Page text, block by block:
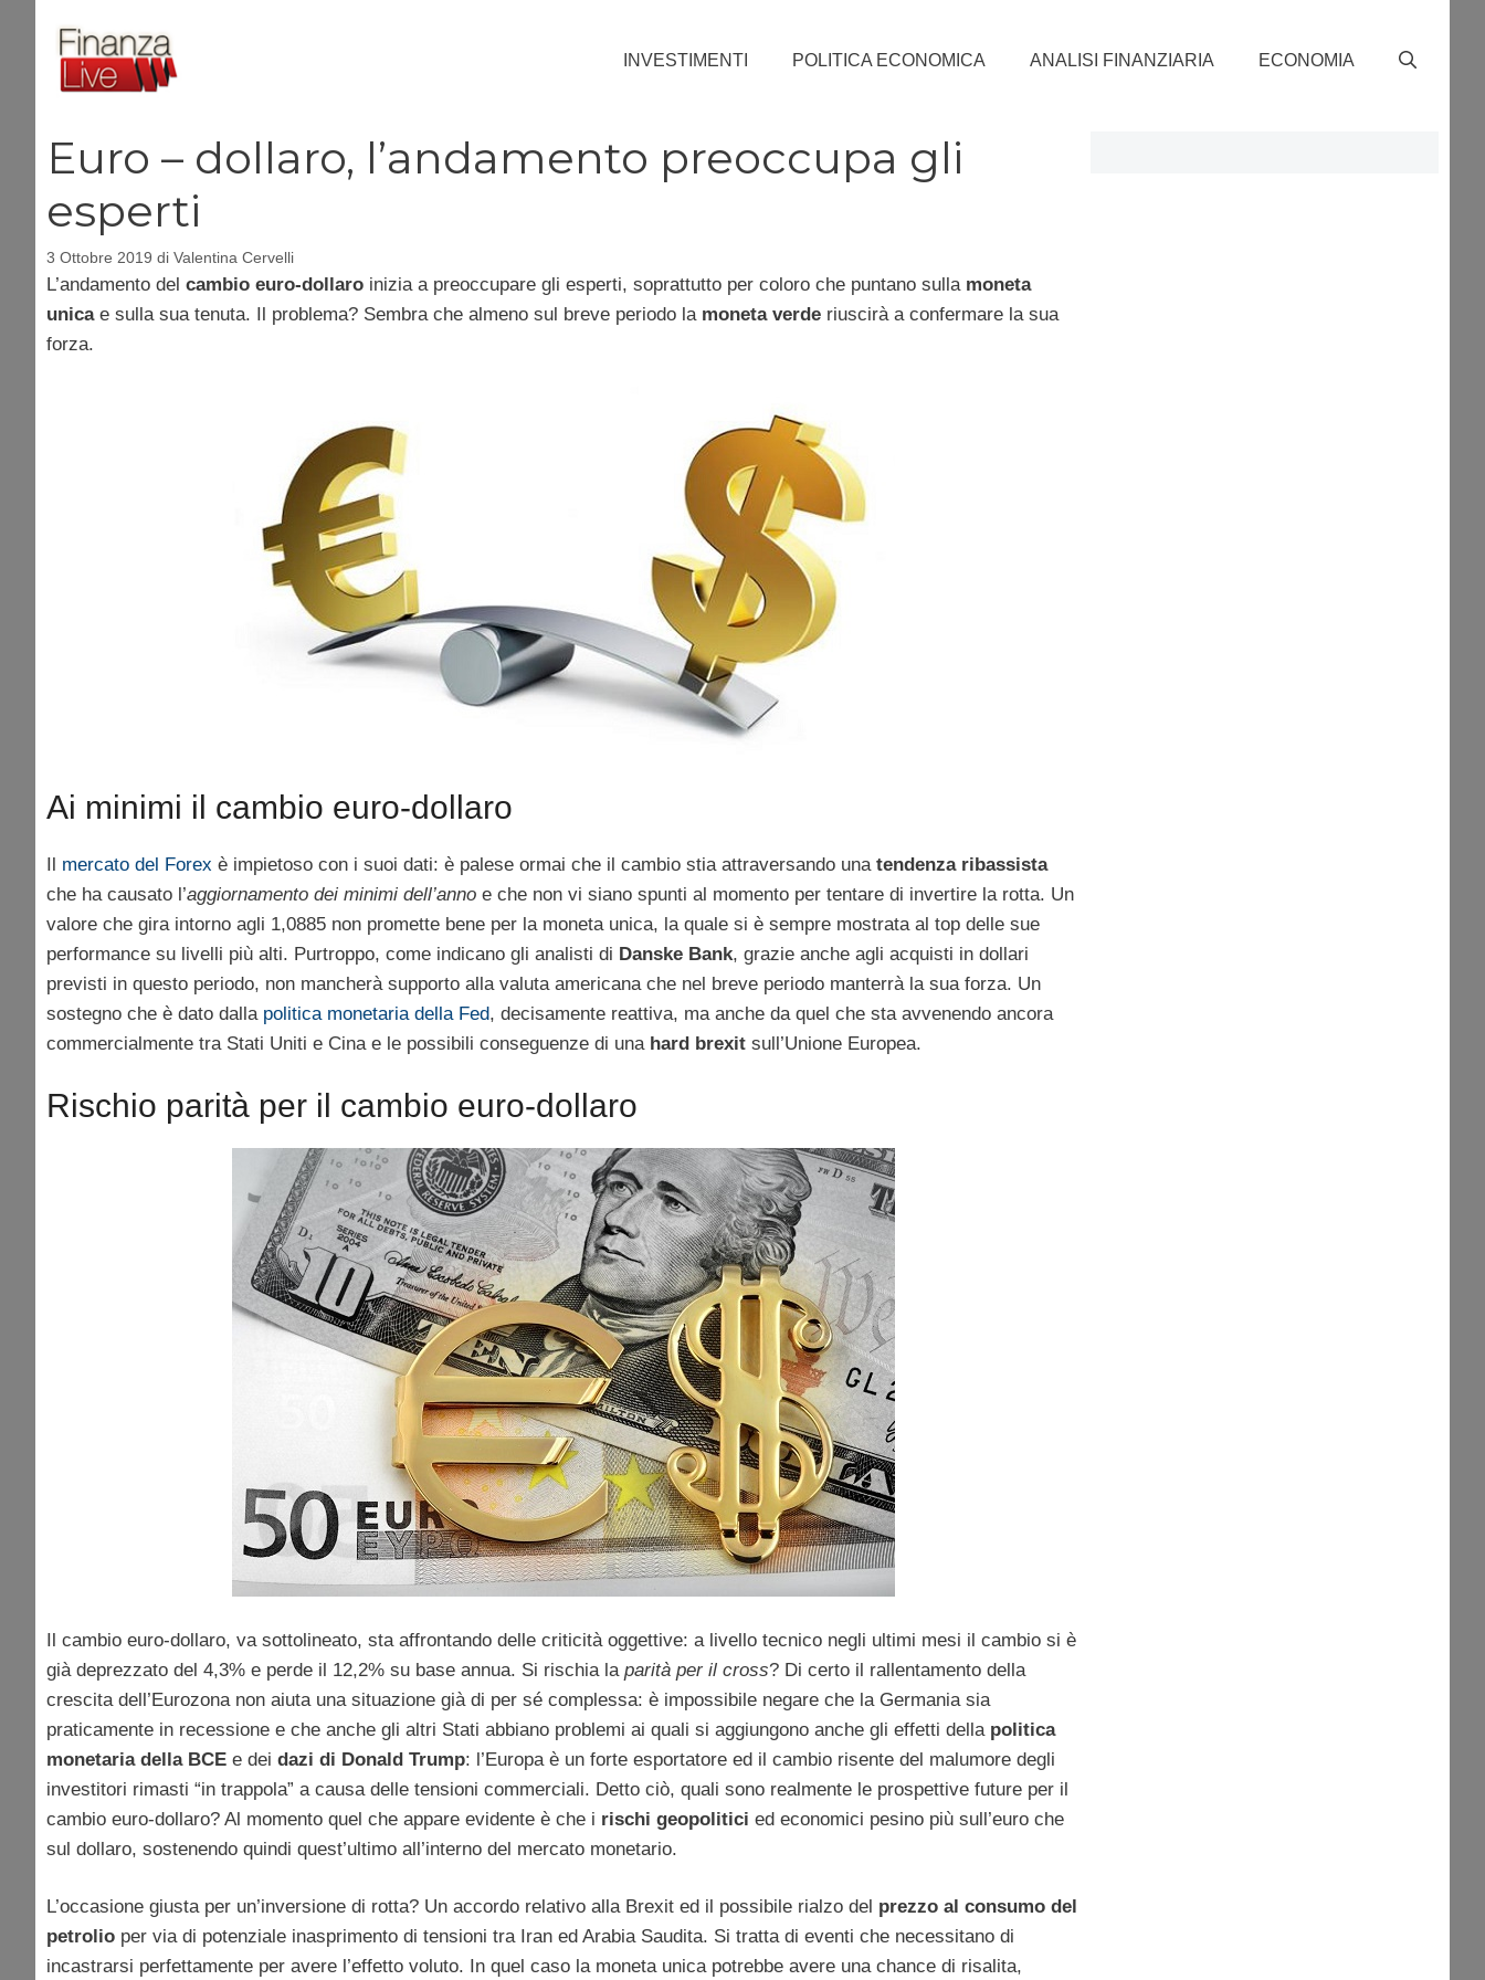
contenuto
INVESTIMENTI POLITICA ECONOMICA ANALISI FINANZIARIA ECONOMIA
Euro – dollaro, l’andamento preoccupa gli
esperti
3 Ottobre 2019 di Valentina Cervelli
L’andamento del cambio euro-dollaro inizia a preoccupare gli esperti, soprattutto per coloro che puntano sulla moneta
unicae sulla sua tenuta. Il problema? Sembra che almeno sul breve periodo la moneta verde riuscirà a confermare la sua
forza.
Ai minimi il cambio euro-dollaro
Il mercato del Forex è impietoso con i suoi dati: è palese ormai che il cambio stia attraversando una tendenza ribassista
che ha causato l’aggiornamento dei minimi dell’anno e che non vi siano spunti al momento per tentare di invertire la rotta. Un
valore che gira intorno agli 1,0885 non promette bene per la moneta unica, la quale si è sempre mostrata al top delle sue
performance su livelli più alti. Purtroppo, come indicano gli analisti di Danske Bank, grazie anche agli acquisti in dollari
previsti in questo periodo, non mancherà supporto alla valuta americana che nel breve periodo manterrà la sua forza. Un
sostegno che è dato dalla politica monetaria della Fed, decisamente reattiva, ma anche da quel che sta avvenendo ancora
commercialmente tra Stati Uniti e Cina e le possibili conseguenze di una hard brexit sull’Unione Europea.
Rischio parità per il cambio euro-dollaro
Il cambio euro-dollaro, va sottolineato, sta affrontando delle criticità oggettive: a livello tecnico negli ultimi mesi il cambio si è
già deprezzato del 4,3% e perde il 12,2% su base annua. Si rischia la parità per il cross? Di certo il rallentamento della
crescita dell’Eurozona non aiuta una situazione già di per sé complessa: è impossibile negare che la Germania sia
praticamente in recessione e che anche gli altri Stati abbiano problemi ai quali si aggiungono anche gli effetti della politica
monetaria della BCE e dei dazi di Donald Trump: l’Europa è un forte esportatore ed il cambio risente del malumore degli
investitori rimasti “in trappola” a causa delle tensioni commerciali. Detto ciò, quali sono realmente le prospettive future per il
cambio euro-dollaro? Al momento quel che appare evidente è che i rischi geopolitici ed economici pesino più sull’euro che
sul dollaro, sostenendo quindi quest’ultimo all’interno del mercato monetario.
L’occasione giusta per un’inversione di rotta? Un accordo relativo alla Brexit ed il possibile rialzo del prezzo al consumo del
petrolio per via di potenziale inasprimento di tensioni tra Iran ed Arabia Saudita. Si tratta di eventi che necessitano di
incastrarsi perfettamente per avere l’effetto voluto. In quel caso la moneta unica potrebbe avere una chance di risalita,